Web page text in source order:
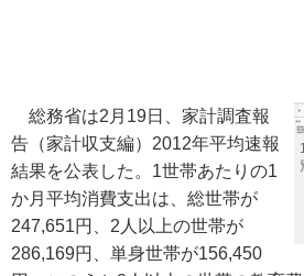
総務省は2月19日、家計調査報
告（家計収支編）2012年平均速報
結果を公表した。1世帯あたりの1
か月平均消費支出は、総世帯が
247,651円、2人以上の世帯が
286,169円、単身世帯が156,450